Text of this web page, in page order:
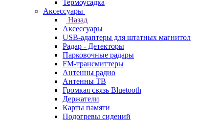
Термоусадка
Аксессуары
Назад
Аксессуары
USB-адаптеры для штатных магнитол
Радар - Детекторы
Парковочные радары
FM-трансмиттеры
Антенны радио
Антенны ТВ
Громкая связь Bluetooth
Держатели
Карты памяти
Подогревы сидений